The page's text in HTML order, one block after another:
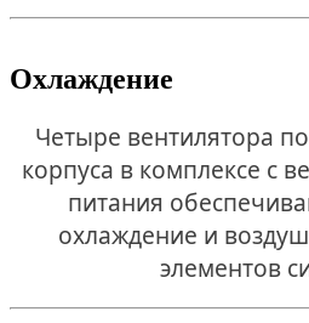
Охлаждение
Четыре вентилятора
корпуса в комплексе с
питания
охлаждение и
элементов